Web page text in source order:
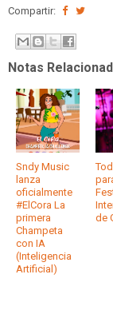
Compartir:
Notas
Sndy Music
lanza
oficialmente
#ElCora La
primera
Champeta
con IA
(Inteligencia
Artificial)
de